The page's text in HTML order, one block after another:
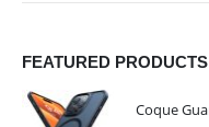
FEATURED PRODUCTS